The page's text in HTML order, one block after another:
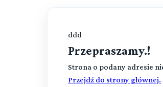
ddd
Przepraszamy.!
Strona o podany adresie
Przejdź do strony głównej.